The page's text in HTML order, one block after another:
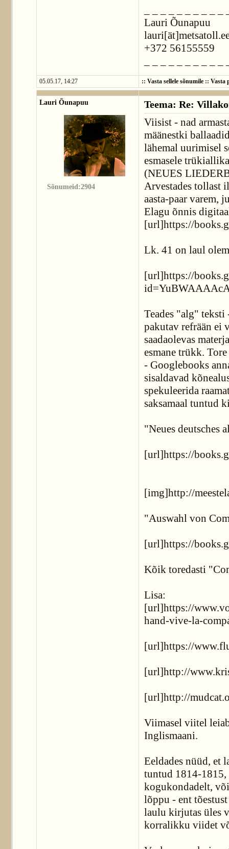
Lauri Õunapuu
+372 56155559
05.05.17, 14:27 :: Vasta sellele sõnumile:: Vasta
Lauri Õunapuu
Sõnumeid:2904
Teema: Re:
Viisist - nad
määnestki
lähemal uurimisel
esmasele
(NEUES
Arvestades tollast
aasta-paar varem,
Elagu õnnis
[url]https://
Lk. 41 on laul
[url]https://
Teades "alg" teksti
pakutav refrään ei
saadaolevas
esmane trükk.
- Googlebooks
sisaldavad
spekuleerida
saksamaal tuntud
"Neues deutsches
[url]https://
[img]http://
"Auswahl von
[url]https://
Kõik toredasti
Lisa:
[url]https://
hand-vive-la-
[url]https://
[url]http://
[url]http://
Viimasel viitel
Inglismaani.
Eeldades nüüd, et
tuntud 1814-
kogukondadelt,
lõppu - ent
laulu kirjutas üles
korralikku viidet